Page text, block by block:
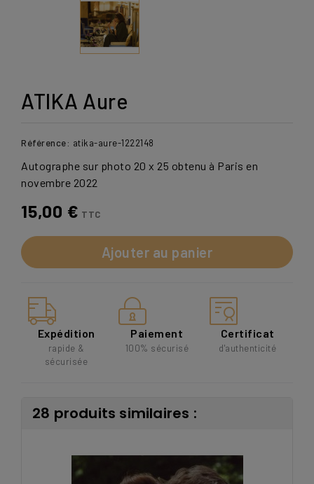
ATIKA Aure
Référence: atika-aure-1222148
Autographe sur photo 20 x 25 obtenu à Paris en
novembre 2022
15,00 € TTC
Ajouter au panier
Expédition
rapide &
sécurisée
Paiement
100% sécurisé
Certificat
d'authenticité
28 produits similaires :